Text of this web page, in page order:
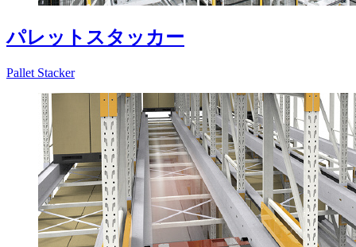
パレットスタッカー
Pallet Stacker